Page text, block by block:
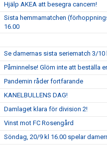
Hjälp AKEA att besegra cancern!
Sista hemmamatchen
16.00
Se damernas sista seriematch 3/10
Påminnelse! Glöm inte att beställa
Pandemin råder fortfarande
KANELBULLENS DAG!
Damlaget klara för division 2!
Vinst mot FC Rosengård
Söndag, 20/9 kl 16.00 spelar